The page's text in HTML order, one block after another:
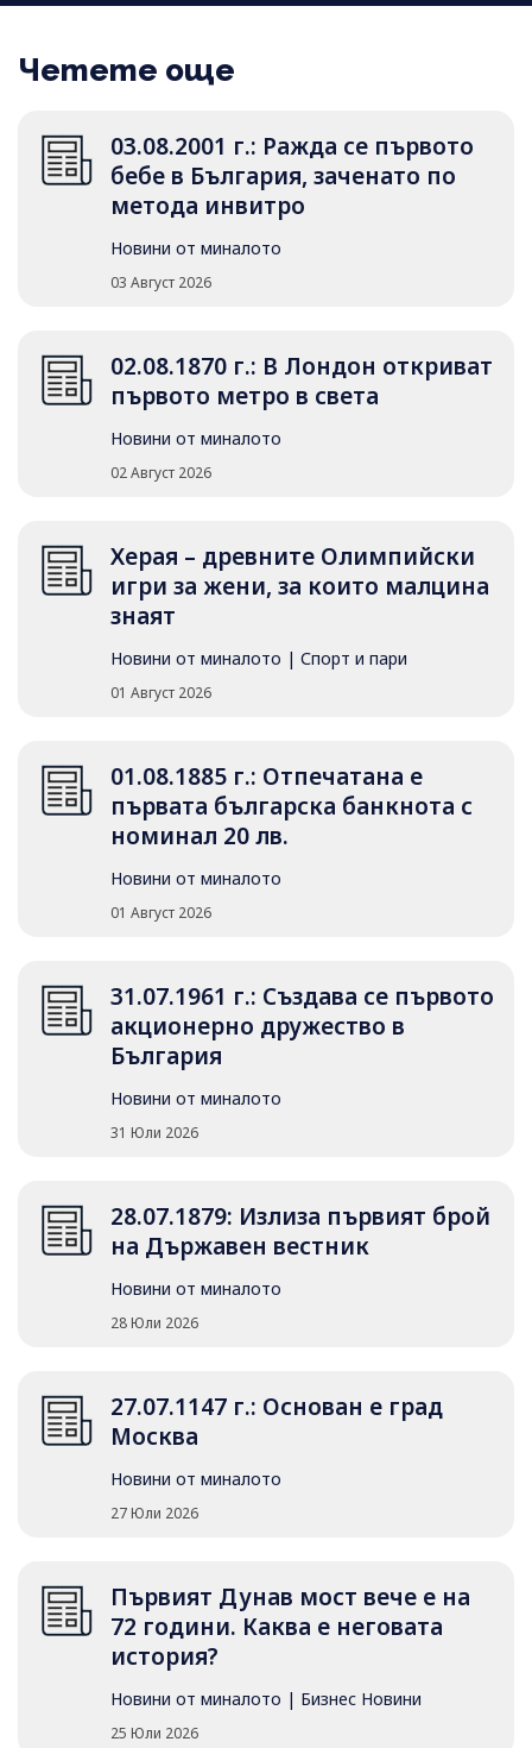
Четете още
03.08.2001 г.: Ражда се първото
бебе в България, заченато по
метода инвитро
Новини от миналото
03 Август 2026
02.08.1870 г.: В Лондон откриват
първото метро в света
Новини от миналото
02 Август 2026
Херая – древните Олимпийски
игри за жени, за които малцина
знаят
Новини от миналото | Спорт и пари
01 Август 2026
01.08.1885 г.: Отпечатана е
първата българска банкнота с
номинал 20 лв.
Новини от миналото
01 Август 2026
31.07.1961 г.: Създава се първото
акционерно дружество в
България
Новини от миналото
31 Юли 2026
28.07.1879: Излиза първият брой
на Държавен вестник
Новини от миналото
28 Юли 2026
27.07.1147 г.: Основан е град
Москва
Новини от миналото
27 Юли 2026
Първият Дунав мост вече е на
72 години. Каква е неговата
история?
Новини от миналото | Бизнес Новини
25 Юли 2026